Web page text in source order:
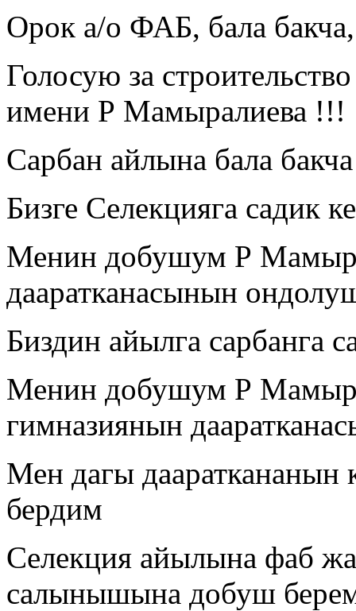
Орок а/о ФАБ, бала бакча,
Голосую за
имени Р Мамыралиева !!!
Сарбан айлына бала
Бизге Селекцияга садик
Менин добушум Р
дааратканасынын
Биздин айылга сарбанга
Менин добушум Р
гимназиянын
Мен дагы
бердим
Селекция айылына фаб
салынышына добуш